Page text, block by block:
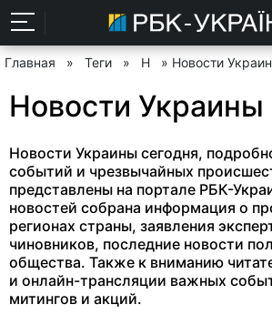
Главная » Теги » Н » Новости
Новости Украины
Новости Украины сегодня,
событий и чрезвычайных
представлены на портале РБК-
новостей собрана информация о
регионах страны, заявления
чиновников, последние новости
общества. Также к вниманию
и онлайн-трансляции важных
митингов и акций.